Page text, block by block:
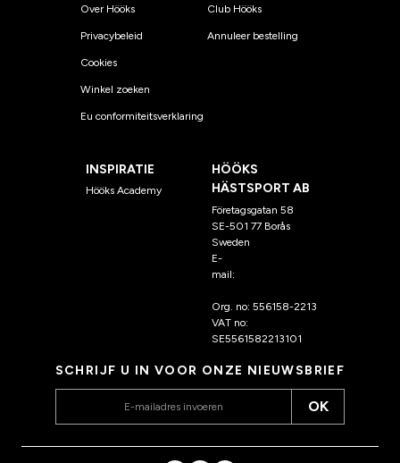
Over Hööks
Privacybeleid
Cookies
Winkel zoeken
Eu conformiteitsverklaring
Club Hööks
Annuleer bestelling
INSPIRATIE
Hööks Academy
HÖÖKS
HÄSTSPORT AB
Företagsgatan 58
SE-501 77 Borås
Sweden
E-
mail:
Org. no: 556158-2213
VAT no:
SE5561582213101
SCHRIJF U IN VOOR ONZE NIEUWSBRIEF
OK